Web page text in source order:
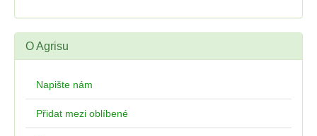
O Agrisu
Napište nám
Přidat mezi oblíbené